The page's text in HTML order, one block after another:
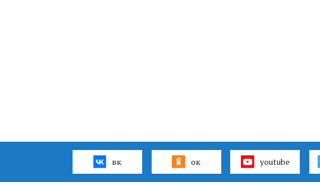
вк ок youtube